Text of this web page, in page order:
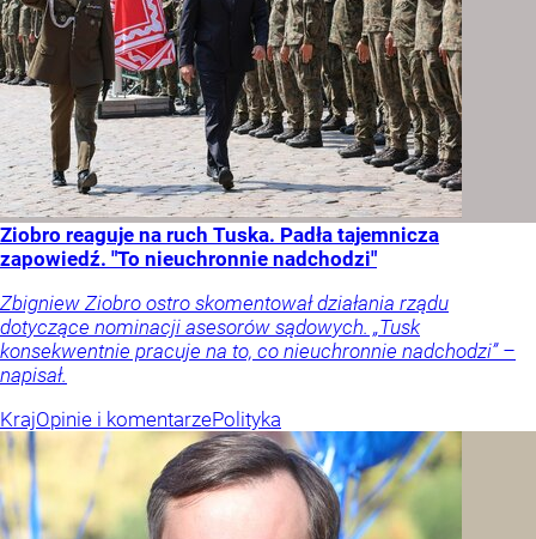
Ziobro reaguje na ruch Tuska. Padła tajemnicza
zapowiedź. "To nieuchronnie nadchodzi"
Zbigniew Ziobro ostro skomentował działania rządu
dotyczące nominacji asesorów sądowych. „Tusk
konsekwentnie pracuje na to, co nieuchronnie nadchodzi” –
napisał.
KrajOpinie i komentarzePolityka